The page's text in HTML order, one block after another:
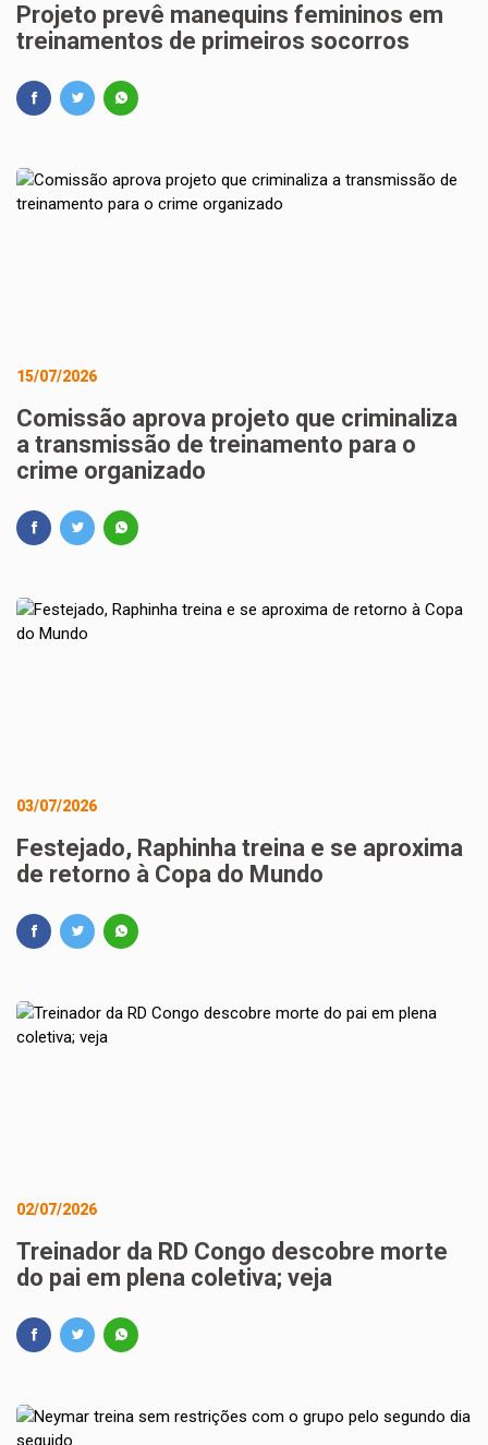
Projeto prevê manequins femininos em
treinamentos de primeiros socorros
15/07/2026
Comissão aprova projeto que criminaliza
a transmissão de treinamento para o
crime organizado
03/07/2026
Festejado, Raphinha treina e se aproxima
de retorno à Copa do Mundo
02/07/2026
Treinador da RD Congo descobre morte
do pai em plena coletiva; veja